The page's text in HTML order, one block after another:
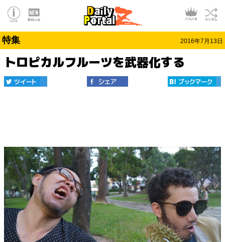
特集 2016年7月13日
トロピカルフルーツを武器化する